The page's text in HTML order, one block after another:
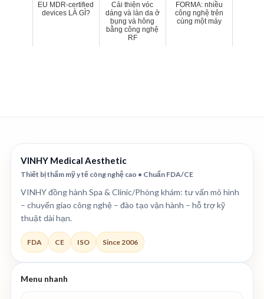
EU MDR-certified
devices LÀ GÌ?
Cải thiện vóc
dáng và làn da ở
bụng và hông
bằng công nghệ
RF
FORMA: nhiều
công nghệ trên
cùng một máy
VINHY Medical Aesthetic
Thiết bị thẩm mỹ y tế công nghệ cao • Chuẩn FDA/CE
VINHY đồng hành Spa & Clinic/Phòng khám: tư vấn mô hình
– chuyển giao công nghệ – đào tạo vận hành – hỗ trợ kỹ
thuật dài hạn.
FDA CE ISO Since 2006
Menu nhanh